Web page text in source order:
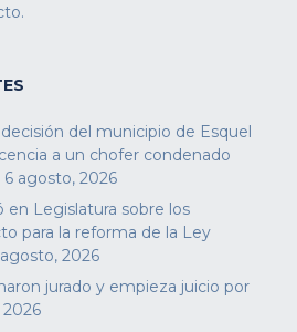
.
del municipio de Esquel
a un chofer condenado
6 agosto, 2026
Legislatura sobre los
para la reforma de la Ley
2026
jurado y empieza juicio por